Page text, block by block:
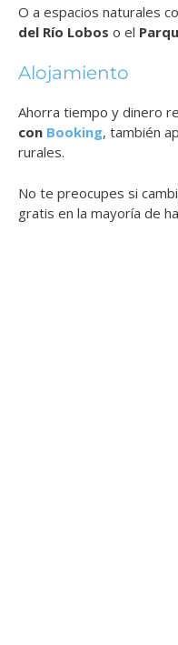
O a espacios naturales
del Río Lobos o el
Alojamiento
Ahorra tiempo y dinero
con Booking, también
rurales.
No te preocupes si
gratis en la mayoría de